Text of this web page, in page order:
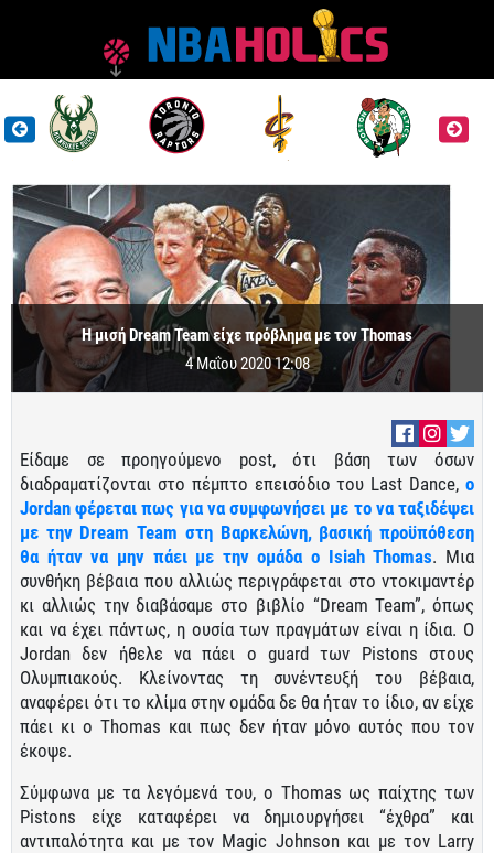
Η μισή Dream Team είχε πρόβλημα με τον Thomas
4 Μαΐου 2020 12:08
Είδαμε σε προηγούμενο post, ότι βάση των όσων
διαδραματίζονται στο πέμπτο επεισόδιο του Last Dance, o
Jordan φέρεται πως για να συμφωνήσει με το να ταξιδέψει
με την Dream Team στη Βαρκελώνη, βασική προϋπόθεση
θα ήταν να μην πάει με την ομάδα ο Isiah Thomas. Μια
συνθήκη βέβαια που αλλιώς περιγράφεται στο ντοκιμαντέρ
κι αλλιώς την διαβάσαμε στο βιβλίο “Dream Team”, όπως
και να έχει πάντως, η ουσία των πραγμάτων είναι η ίδια. Ο
Jordan δεν ήθελε να πάει o guard των Pistons στους
Ολυμπιακούς. Κλείνοντας τη συνέντευξή του βέβαια,
αναφέρει ότι το κλίμα στην ομάδα δε θα ήταν το ίδιο, αν είχε
πάει κι ο Thomas και πως δεν ήταν μόνο αυτός που τον
έκοψε.
Σύμφωνα με τα λεγόμενά του, ο Thomas ως παίχτης των
Pistons είχε καταφέρει να δημιουργήσει “έχθρα” και
αντιπαλότητα και με τον Magic Johnson και με τον Larry